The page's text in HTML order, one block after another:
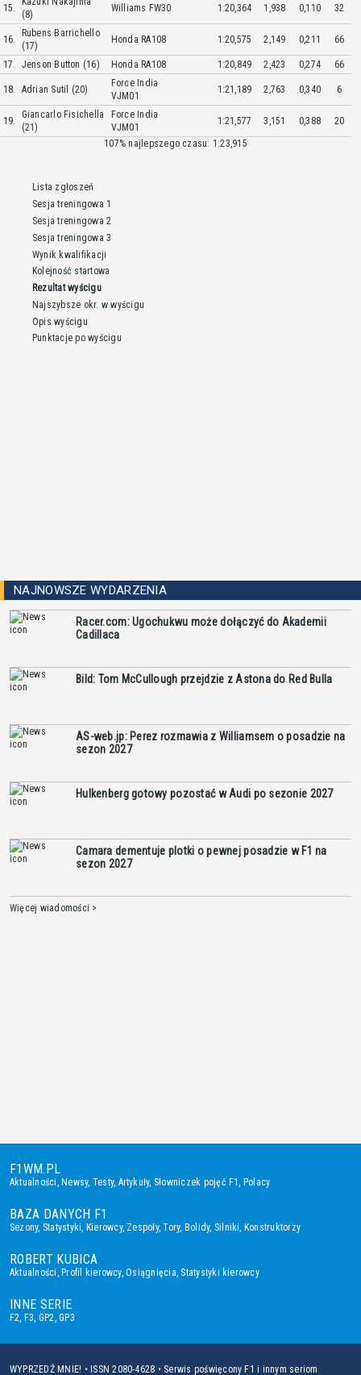
15.
(8)
Williams FW30 1:20,364 1,938 0,110 32
16.
Rubens Barrichello
(17)
Honda RA108 1:20,575 2,149 0,211 66
17. Jenson Button (16) Honda RA108 1:20,849 2,423 0,274 66
18. Adrian Sutil (20)
Force India
VJM01
1:21,189 2,763 0,340 6
19.
Giancarlo Fisichella
(21)
Force India
VJM01
1:21,577 3,151 0,388
20
107% najlepszego czasu: 1:23,915
Lista zgłoszeń
Sesja treningowa 1
Sesja treningowa 2
Sesja treningowa 3
Wynik kwalifikacji
Kolejność startowa
Rezultat wyścigu
Najszybsze okr. w wyścigu
Opis wyścigu
Punktacje po wyścigu
NAJNOWSZE WYDARZENIA
Racer.com: Ugochukwu może dołączyć do Akademii
Cadillaca
Bild: Tom McCullough przejdzie z Astona do Red Bulla
AS-web.jp: Perez rozmawia z Williamsem o posadzie na
sezon 2027
Hulkenberg gotowy pozostać w Audi po sezonie 2027
Camara dementuje plotki o pewnej posadzie w F1 na
sezon 2027
Więcej wiadomości >
F1WM.PL
Aktualności,Newsy, Testy, Artykuły, Słowniczek pojęć F1, Polacy
BAZA DANYCH F1
Sezony, Statystyki, Kierowcy, Zespoły,Tory, Bolidy, Silniki, Konstruktorzy
ROBERT KUBICA
Aktualności,Profil kierowcy,Osiągnięcia, Statystyki kierowcy
INNE SERIE
F2, F3, GP2,GP3
WYPRZEDŹ MNIE! • ISSN 2080-4628 • Serwis poświęcony F1 i innym seriom